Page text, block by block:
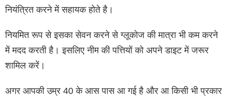
नियंत्रित करने में सहायक होते है।
नियमित रूप से इसका सेवन करने से ग्लूकोज की मात्रा भी कम करने
में मदद करती है। इसलिए नीम की पत्तियों को अपने डाइट में जरूर
शामिल करें।
अगर आपकी उम्र 40 के आस पास आ गई है और आ किसी भी प्रकार